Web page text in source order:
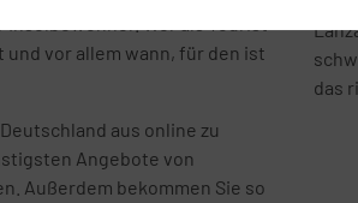
Wer als Tourist
vor allem wann, für den ist
aus online zu
Angebote von
Außerdem bekommen Sie so
das